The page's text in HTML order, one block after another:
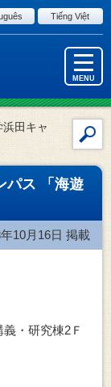
Tiếng Việt
MENU
イ
索
田キャ
パス 「海遊
10月16日 掲載
・研究棟2Ｆ